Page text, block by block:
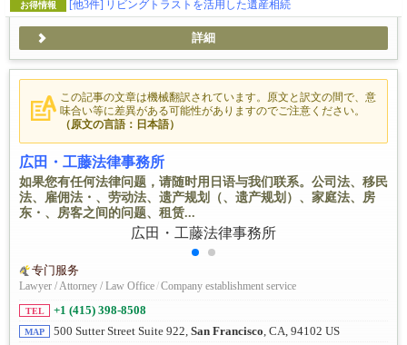
お得情報 [他3件] リビングトラストを活用した遺産相続
詳細
この記事の文章は機械翻訳されています。原文と訳文の間で、意
味合い等に差異がある可能性がありますのでご注意ください。
（原文の言語：日本語）
広田・工藤法律事務所
如果您有任何法律问题，请随时用日语与我们联系。公司法、移民
法、雇佣法・、劳动法、遗产规划（、遗产规划）、家庭法、房
东・、房客之间的问题、租赁...
专门服务
Lawyer / Attorney / Law Office/Company establishment service
TEL +1 (415) 398-8508
MAP 500 Sutter Street Suite 922, San Francisco, CA, 94102 US